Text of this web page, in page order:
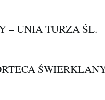
– UNIA TURZA ŚL.